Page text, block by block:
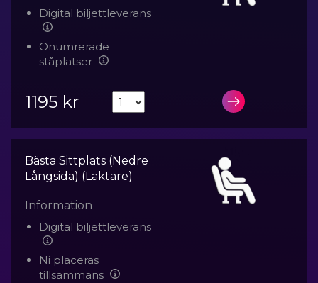
Digital biljettleverans
Onumrerade
ståplatser
1195 kr LÄGG I
Bästa Sittplats (Nedre
Långsida) (Läktare)
Information
Digital biljettleverans
Ni placeras
tillsammans